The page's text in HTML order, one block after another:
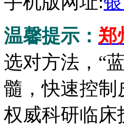
温馨提示： 郑
选对方法，“
髓，快速控制
权威科研临床